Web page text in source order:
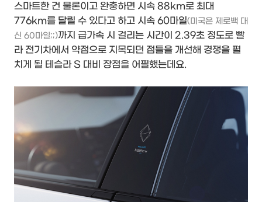
스마트한 건 물론이고 완충하면 시속 88km로 최대
776km를 달릴 수 있다고 하고 시속 60마일(미국은 제로백 대
신 60마일;;)까지 급가속 시 걸리는 시간이 2.39초 정도로 빨
라 전기차에서 약점으로 지목되던 점들을 개선해 경쟁을 펼
치게 될 테슬라 S 대비 장점을 어필했는데요.